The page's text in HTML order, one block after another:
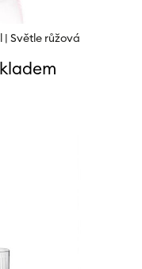
| Světle růžová